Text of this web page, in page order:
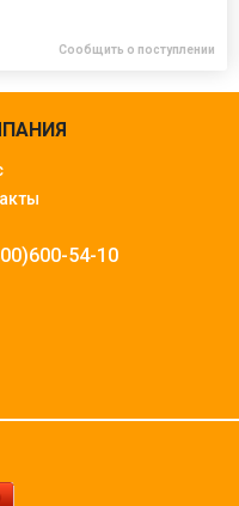
Сообщить о поступлении
54-10